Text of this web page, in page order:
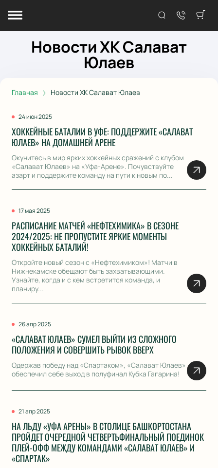
Новости ХК Салават
Юлаев
Главная Новости ХК Салават Юлаев
24 июн 2025
ХОККЕЙНЫЕ БАТАЛИИ В УФЕ: ПОДДЕРЖИТЕ «САЛАВАТ
ЮЛАЕВ» НА ДОМАШНЕЙ АРЕНЕ
Окунитесь в мир ярких хоккейных сражений с клубом
«Салават Юлаев» на «Уфа-Арене». Почувствуйте
азарт и поддержите команду на пути к новым по...
17 мая 2025
РАСПИСАНИЕ МАТЧЕЙ «НЕФТЕХИМИКА» В СЕЗОНЕ
2024/2025: НЕ ПРОПУСТИТЕ ЯРКИЕ МОМЕНТЫ
ХОККЕЙНЫХ БАТАЛИЙ!
Откройте новый сезон с «Нефтехимиком»! Матчи в
Нижнекамске обещают быть захватывающими.
Узнайте, когда и с кем встретится команда, и
планиру...
26 апр 2025
«САЛАВАТ ЮЛАЕВ» СУМЕЛ ВЫЙТИ ИЗ СЛОЖНОГО
ПОЛОЖЕНИЯ И СОВЕРШИТЬ РЫВОК ВВЕРХ
Одержав победу над «Спартаком», «Салават Юлаев»
обеспечил себе выход в полуфинал Кубка Гагарина!
21 апр 2025
НА ЛЬДУ «УФА АРЕНЫ» В СТОЛИЦЕ БАШКОРТОСТАНА
ПРОЙДЕТ ОЧЕРЕДНОЙ ЧЕТВЕРТЬФИНАЛЬНЫЙ ПОЕДИНОК
ПЛЕЙ-ОФФ МЕЖДУ КОМАНДАМИ «САЛАВАТ ЮЛАЕВ» И
«СПАРТАК»